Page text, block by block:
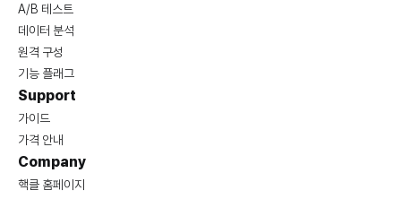
A/B 테스트
데이터 분석
원격 구성
기능 플래그
Support
가이드
가격 안내
Company
핵클 홈페이지